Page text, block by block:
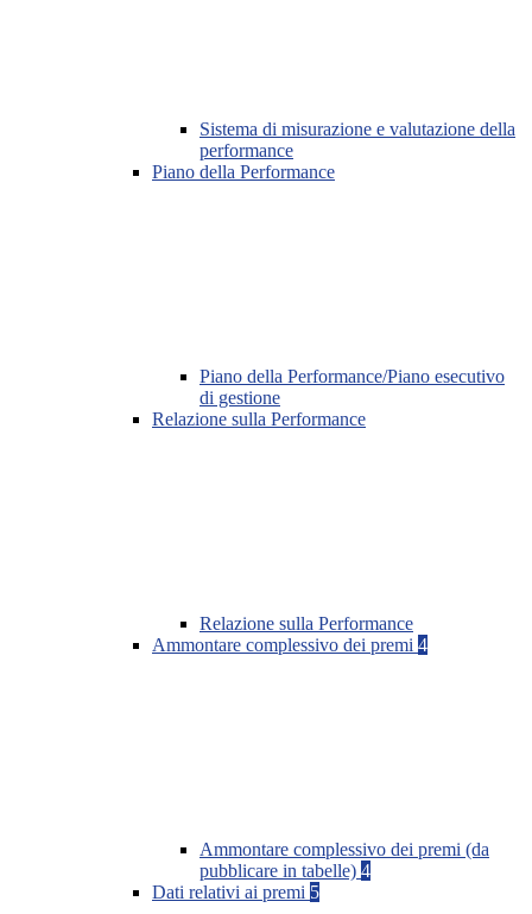
Sistema di misurazione e valutazione della
performance
Piano della Performance
Piano della Performance/Piano esecutivo
di gestione
Relazione sulla Performance
Relazione sulla Performance
Ammontare complessivo dei premi 4
Ammontare complessivo dei premi (da
pubblicare in tabelle) 4
Dati relativi ai premi 5